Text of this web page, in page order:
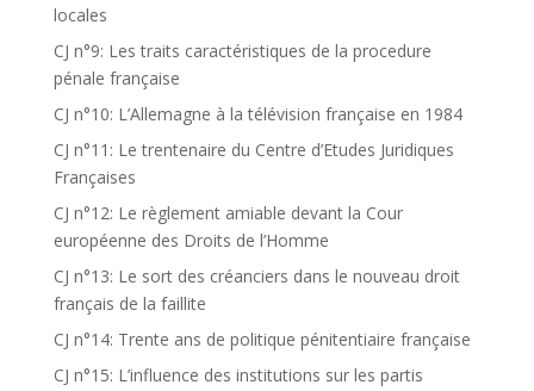
locales
CJ n°9: Les traits caractéristiques de la procedure
pénale française
CJ n°10: L’Allemagne à la télévision française en 1984
CJ n°11: Le trentenaire du Centre d’Etudes Juridiques
Françaises
CJ n°12: Le règlement amiable devant la Cour
européenne des Droits de l’Homme
CJ n°13: Le sort des créanciers dans le nouveau droit
français de la faillite
CJ n°14: Trente ans de politique pénitentiaire française
CJ n°15: L’influence des institutions sur les partis